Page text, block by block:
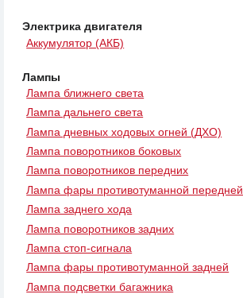
Электрика двигателя
Аккумулятор (АКБ)
Лампы
Лампа ближнего света
Лампа дальнего света
Лампа дневных ходовых огней (ДХО)
Лампа поворотников боковых
Лампа поворотников передних
Лампа фары противотуманной передней
Лампа заднего хода
Лампа поворотников задних
Лампа стоп-сигнала
Лампа фары противотуманной задней
Лампа подсветки багажника